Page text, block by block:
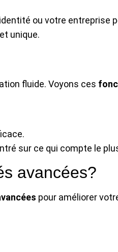
ou votre entreprise
unique.
fluide. Voyons ces
sur ce qui compte le
avancées?
pour améliorer